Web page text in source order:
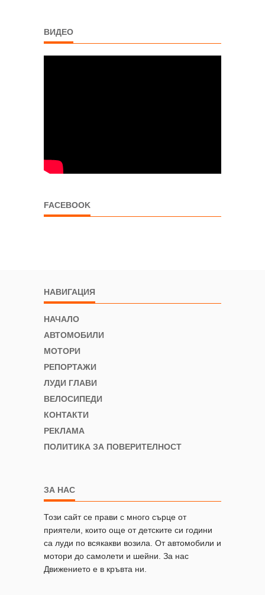
ВИДЕО
FACEBOOK
НАВИГАЦИЯ
НАЧАЛО
АВТОМОБИЛИ
МОТОРИ
РЕПОРТАЖИ
ЛУДИ ГЛАВИ
ВЕЛОСИПЕДИ
КОНТАКТИ
РЕКЛАМА
ПОЛИТИКА ЗА ПОВЕРИТЕЛНОСТ
ЗА НАС
Този сайт се прави с много сърце от
приятели, които още от детските си години
са луди по всякакви возила. От автомобили и
мотори до самолети и шейни. За нас
Движението е в кръвта ни.